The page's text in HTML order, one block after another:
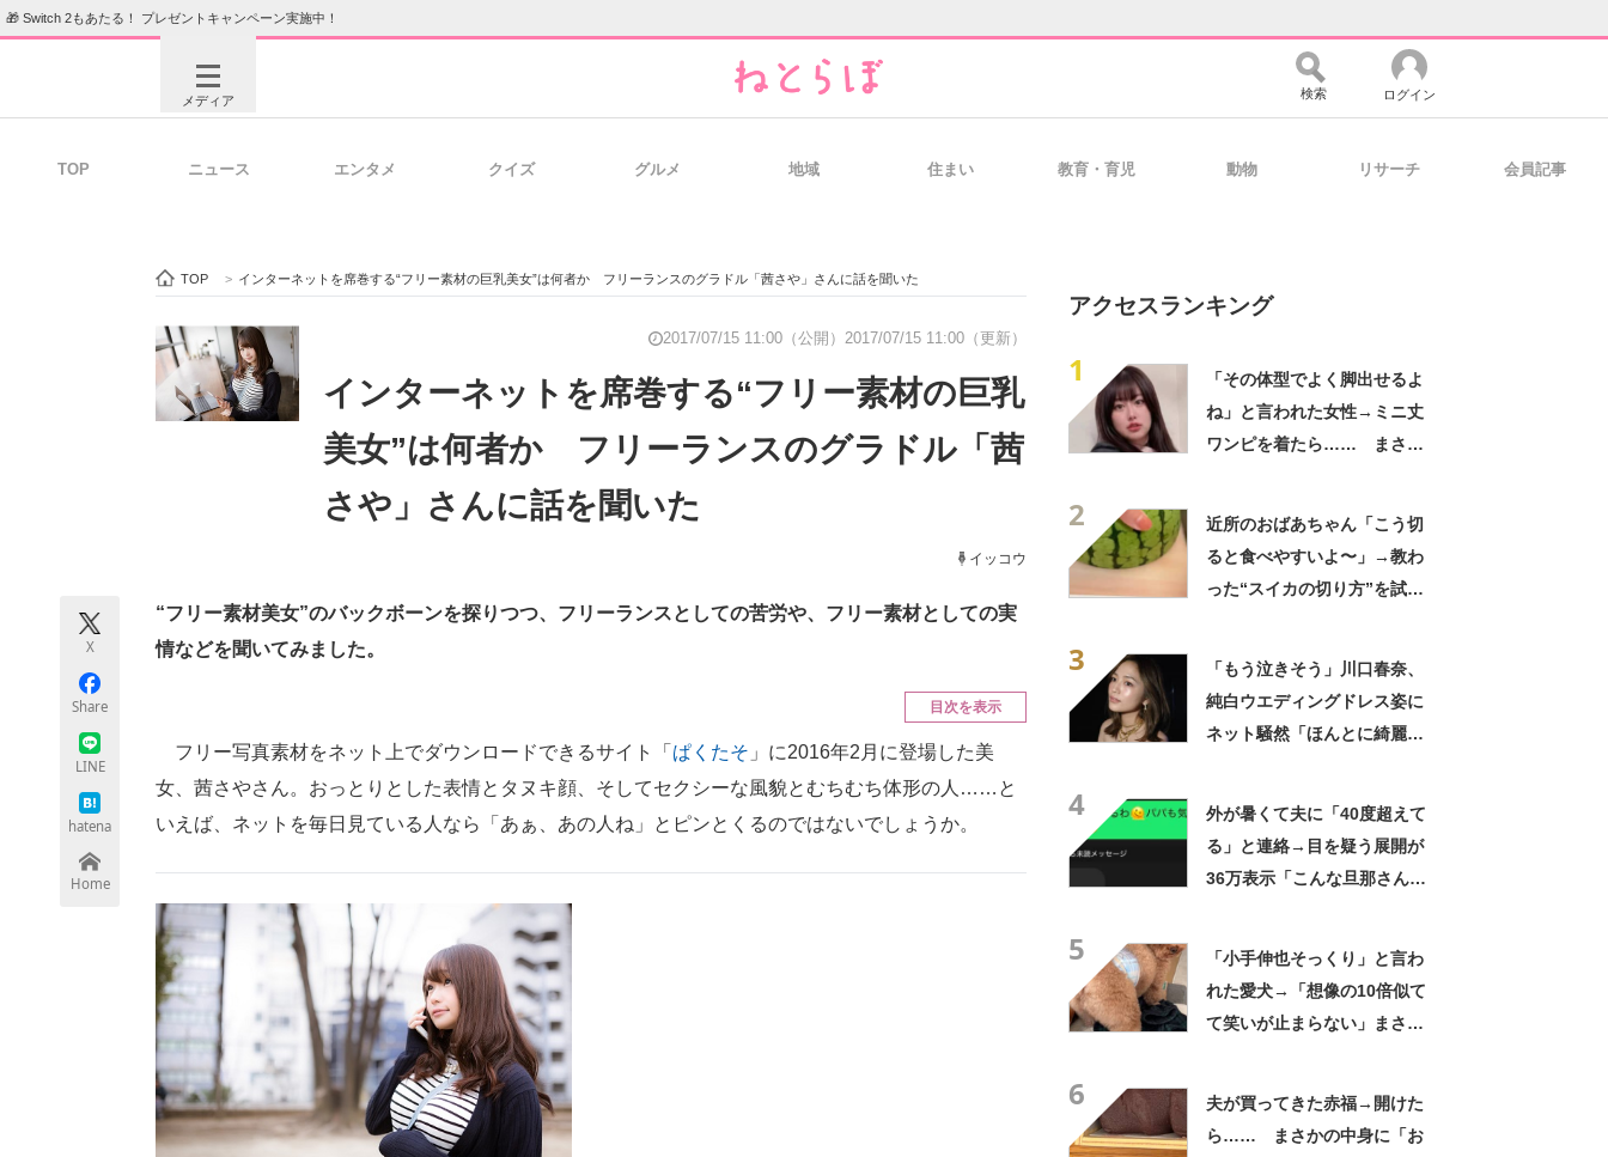
🎁 Switch 2もあたる！ プレゼントキャンペーン実施中！
メディア
ビジネスと働き方のヒント
ITエンジニア向け専門サイト 企業向けIT製品の総合サイト IT製品の技術・比較・事例 製造業のIT導入・活用を支援
エネルギーの専門メディア 建設×テクノロジーの最前線
検索 ログイン
TOP ニュース エンタメ クイズ グルメ 地域 住まい 教育・育児 動物 リサーチ 会員記事
TOP > インターネットを席巻する“フリー素材の巨乳美女”は何者か フリーランスのグラドル「茜さや」さんに話を聞いた
2017/07/15 11:00（公開） 2017/07/15 11:00（更新）
インターネットを席巻する“フリー素材の巨乳
美女”は何者か フリーランスのグラドル「茜
さや」さんに話を聞いた
イッコウ
X
Share
LINE
hatena
Home
“フリー素材美女”のバックボーンを探りつつ、フリーランスとしての苦労や、フリー素材としての実
情などを聞いてみました。
目次を表示
フリー写真素材をネット上でダウンロードできるサイト「 ぱくたそ 」に2016年2月に登場した美
女、茜さやさん。おっとりとした表情とタヌキ顔、そしてセクシーな風貌とむちむち体形の人……と
いえば、ネットを毎日見ている人なら「あぁ、あの人ね」とピンとくるのではないでしょうか。
アクセスランキング
1
「その体型でよく脚出せるよ
ね」と言われた女性→ミニ丈
ワンピを着たら…… まさか
2
近所のおばあちゃん「こう切
ると食べやすいよ〜」→教わ
った“スイカの切り方”を試し
3
「もう泣きそう」川口春奈、
純白ウエディングドレス姿に
ネット騒然「ほんとに綺麗」
4
外が暑くて夫に「40度超えて
る」と連絡→目を疑う展開が
36万表示「こんな旦那さん羨
5
「小手伸也そっくり」と言わ
れた愛犬→「想像の10倍似て
て笑いが止まらない」まさか
6
夫が買ってきた赤福→開けた
ら…… まさかの中身に「お